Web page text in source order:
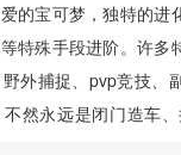
的宝可梦，独特的进
特殊手段进阶。许多
外捕捉、pvp竞技、
然永远是闭门造车